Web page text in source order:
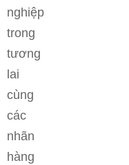
nghiệp
trong
tương
lai
cùng
các
nhãn
hàng